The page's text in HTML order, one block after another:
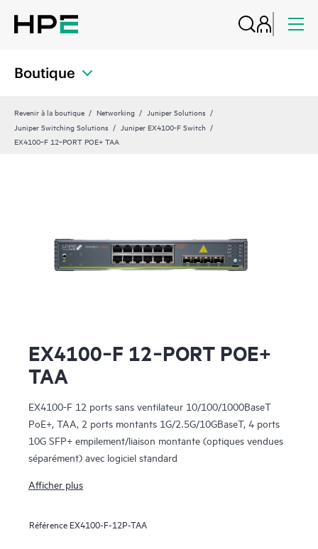
Boutique
Revenir à la boutique Networking
Juniper Solutions
Juniper Switching Solutions
Juniper EX4100-F Switch
EX4100‑F 12‑PORT POE+ TAA
EX4100‑F 12‑PORT POE+
TAA
EX4100-F 12 ports sans ventilateur 10/100/1000BaseT
PoE+, TAA, 2 ports montants 1G/2.5G/10GBaseT, 4 ports
10G SFP+ empilement/liaison montante (optiques vendues
séparément) avec logiciel standard
Afficher plus
Référence EX4100-F-12P-TAA